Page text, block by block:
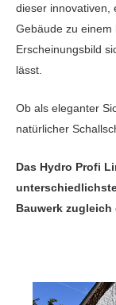
dieser innovativen,
Gebäude zu einem
Erscheinungsbild
lässt.
Ob als eleganter
natürlicher
Das Hydro Profi
Bauwerk